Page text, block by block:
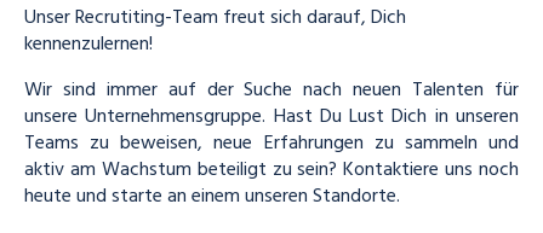
Unser Recrutiting-Team freut sich darauf, Dich
kennenzulernen!
Wir sind immer auf der Suche nach neuen Talenten für
unsere Unternehmensgruppe. Hast Du Lust Dich in unseren
Teams zu beweisen, neue Erfahrungen zu sammeln und
aktiv am Wachstum beteiligt zu sein? Kontaktiere uns noch
heute und starte an einem unseren Standorte.